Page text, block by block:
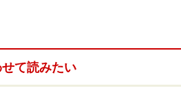
て読みたい